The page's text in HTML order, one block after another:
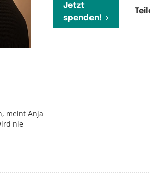
Jetzt
spenden!
meint Anja
nie